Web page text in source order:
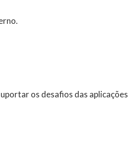
os desafios das aplicações